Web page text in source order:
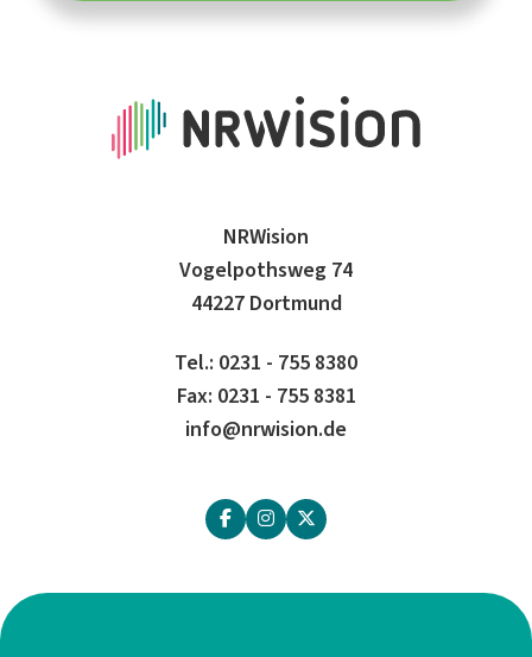
NRWision
Vogelpothsweg 74
44227 Dortmund
Tel.: 0231 - 755 8380
Fax: 0231 - 755 8381
info@nrwision.de